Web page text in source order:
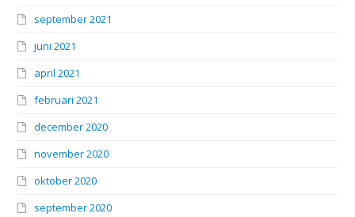
september 2021
juni 2021
april 2021
februari 2021
december 2020
november 2020
oktober 2020
september 2020